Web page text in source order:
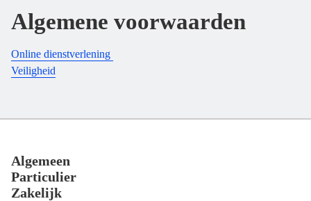
Algemene voorwaarden
Online dienstverlening
Veiligheid
Footer
Algemeen
Particulier
Zakelijk